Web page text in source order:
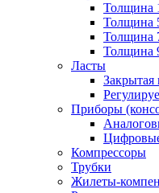
Толщина
Толщина
Толщина
Толщина
Ласты
Закрытая
Приборы
Компрессоры
Трубки
Жилеты-